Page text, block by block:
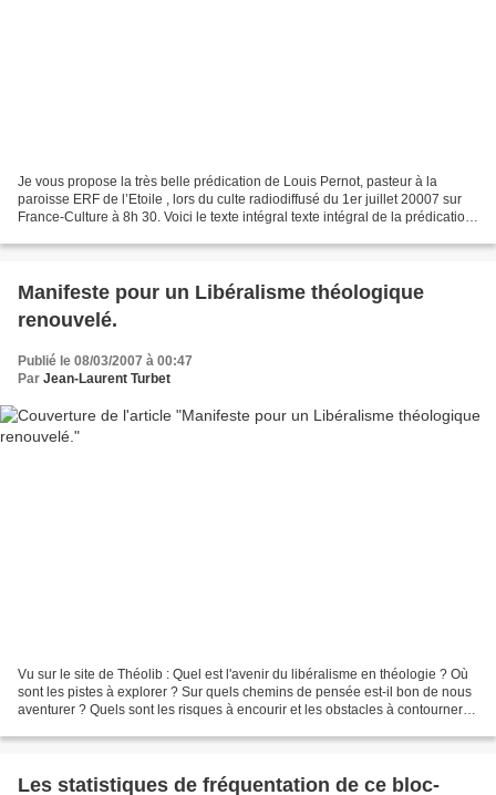
Je vous propose la très belle prédication de Louis Pernot, pasteur à la
paroisse ERF de l’Etoile , lors du culte radiodiffusé du 1er juillet 20007 sur
France-Culture à 8h 30. Voici le texte intégral texte intégral de la prédication:
Manifeste pour un Libéralisme théologique
renouvelé.
Publié le 08/03/2007 à 00:47
Par Jean-Laurent Turbet
Vu sur le site de Théolib : Quel est l'avenir du libéralisme en théologie ? Où
sont les pistes à explorer ? Sur quels chemins de pensée est-il bon de nous
aventurer ? Quels sont les risques à encourir et les obstacles à contourner
Les statistiques de fréquentation de ce bloc-